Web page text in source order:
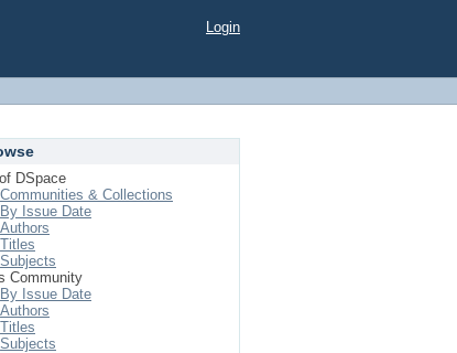
Login
DSpace
Communities & Collections
By Issue Date
Authors
Titles
Subjects
Community
By Issue Date
Authors
Titles
Subjects